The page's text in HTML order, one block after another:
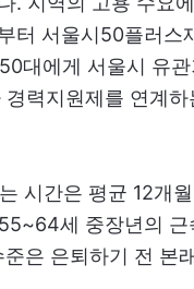
터 서울시50플러스
대에게 서울시 유
력지원제를 연계
시간은 평균 12개
세 중장년의 근
은 은퇴하기 전 본